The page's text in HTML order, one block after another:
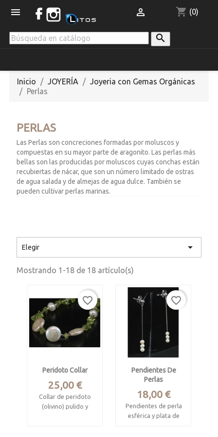
 shopping_cart (0)


Inicio JOYERÍA
Joyeria con Gemas Orgánicas
Perlas
PERLAS
Las Perlas son concreciones formadas por moluscos y
compuestas en su mayor parte de aragonito. Las perlas más
bellas son las producidas por moluscos cuyas conchas están
recubiertas de nácar, que son un número limitado de ostras
de agua salada y de almejas de agua dulce. También se
pueden cultivar perlas marinas.
Elegir 
Mostrando 1-18 de 18 artículo(s)
Peridoto Collar
Precio
25,00 €
Collar de peridoto
(olivino) pulido y
favorite_border
Pendientes De
Perlas
Precio
18,00 €
Pendientes de perla
esférica y plata de
favorite_border